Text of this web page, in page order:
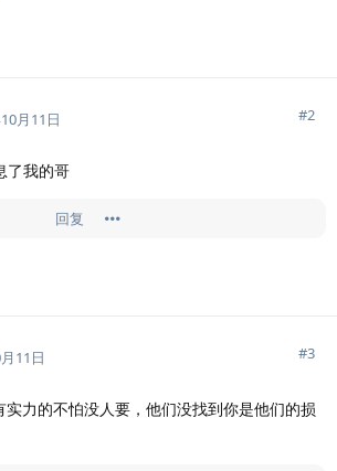
月11日 #2
了我的哥
回复
11日 #3
实力的不怕没人要，他们没找到你是他们的损